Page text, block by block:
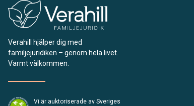
Verahill hjälper dig med
familjejuridiken – genom hela livet.
Varmt välkommen.
Vi är auktoriserade av Sveriges